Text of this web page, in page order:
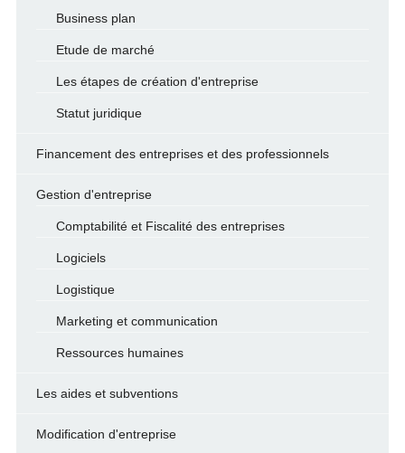
Business plan
Etude de marché
Les étapes de création d'entreprise
Statut juridique
Financement des entreprises et des professionnels
Gestion d'entreprise
Comptabilité et Fiscalité des entreprises
Logiciels
Logistique
Marketing et communication
Ressources humaines
Les aides et subventions
Modification d'entreprise